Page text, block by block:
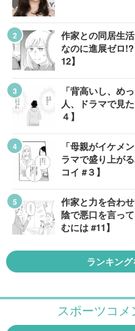
作家との同居生
なのに進展ゼロ
12】
「背高いし、め
人、ドラマで見
４】
「母親がイケメ
ラマで盛り上が
コイ #３】
作家と力を合わ
陰で悪口を言っ
むには #11】
ランキン